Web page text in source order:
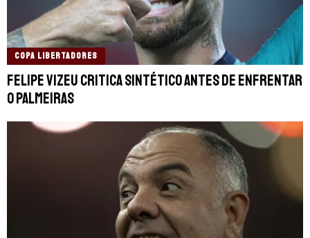
COPA LIBERTADORES
Felipe Vizeu critica sintético antes de enfrentar
o Palmeiras